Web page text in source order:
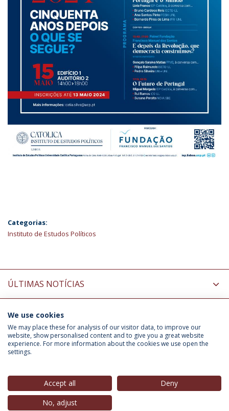
Categorias:
Instituto de Estudos Políticos
ÚLTIMAS NOTÍCIAS
INFORMAÇÃO PARA
We use cookies
We may place these for analysis of our visitor data, to improve our
website, show personalised content and to give you a great website
experience. For more information about the cookies we use open the
settings.
Accept all
Deny
No, adjust